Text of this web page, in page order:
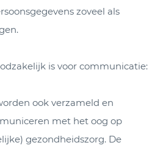
zoveel als
is voor communicatie:
ook verzameld en
met het oog op
gezondheidszorg. De